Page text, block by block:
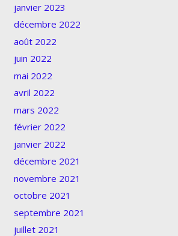
janvier 2023
décembre 2022
août 2022
juin 2022
mai 2022
avril 2022
mars 2022
février 2022
janvier 2022
décembre 2021
novembre 2021
octobre 2021
septembre 2021
juillet 2021